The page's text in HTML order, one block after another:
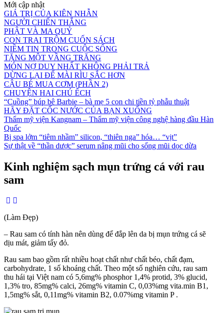
Mới cập nhật
GIÁ TRỊ CỦA KIÊN NHẪN
NGƯỜI CHIẾN THẮNG
PHẬT VÀ MA QUỶ
CON TRAI TRỘM CUỐN SÁCH
NIỀM TIN TRONG CUỘC SỐNG
TẶNG MỘT VẦNG TRĂNG
MÓN NỢ DUY NHẤT KHÔNG PHẢI TRẢ
DỪNG LẠI ĐỂ MÀI RÌU SẮC HƠN
CẬU BÉ MUA CƠM (PHẦN 2)
CHUYỆN HAI CHÚ ẾCH
“Cuồng” búp bê Barbie – bà mẹ 5 con chi tiền tỷ phẫu thuật
HÃY ĐẶT CỐC NƯỚC CỦA BẠN XUỐNG
Thẩm mỹ viện Kangnam – Thẩm mỹ viện công nghệ hàng đầu Hàn
Quốc
Bị spa lởm “tiêm nhầm” silicon, “thiên nga” hóa… “vịt”
Sự thật về “thần dược” serum nâng mũi cho sống mũi dọc dừa
Kinh nghiệm sạch mụn trứng cá với rau
sam
(Làm Đẹp)
– Rau sam có tính hàn nên dùng để đắp lên da bị mụn trứng cá sẽ
dịu mát, giảm tấy đỏ.
Rau sam bao gồm rất nhiều hoạt chất như chất béo, chất đạm,
carbohydrate, 1 số khoáng chất. Theo một số nghiên cứu, rau sam
thu hái tại Việt nam có 5,6mg% phosphor 1,4% protid, 3% glucid,
1,3% tro, 85mg% calci, 26mg% vitamin C, 0,03%mg vita.min B1,
1,5mg% sắt, 0,11mg% vitamin B2, 0.07%mg vitamin P .